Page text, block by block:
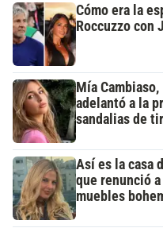
Cómo era la
Roccuzzo con
Mía
adelantó a la
sandalias de
Así es la casa
que renunció
muebles